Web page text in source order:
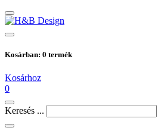
Kosárban: 0 termék
Kosárhoz
0
Keresés ...